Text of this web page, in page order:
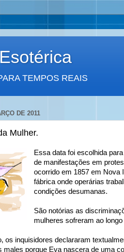
TEMPOS REAIS
DE 2011
Mulher.
Essa data foi escolhida
de manifestações em
ocorrido em 1857 em Nova
fábrica onde operárias
condições desumanas.
São notórias as
mulheres sofreram ao
os inquisidores declararam
males porque Eva nascera de uma